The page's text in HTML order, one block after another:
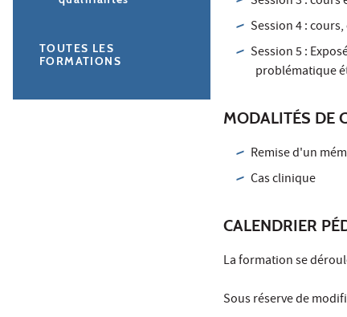
Session 4 :
Session 5 :
problématique
MODALITÉS DE
Remise d'un
Cas clinique
CALENDRIER
La formation se
Sous réserve de
TOUTES LES
FORMATIONS